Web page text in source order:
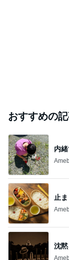
おすすめの
内
止
沈